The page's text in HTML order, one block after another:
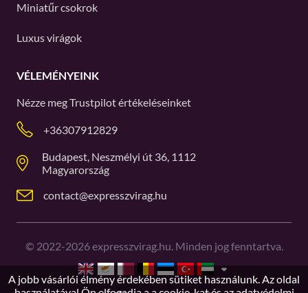
Miniatűr csokrok
Luxus virágok
VÉLEMÉNYEINK
Nézze megTrustpilotértékeléseinket
+36307912829
Budapest, Neszmélyi út 36, 1112
Magyarország
contact@expresszvirag.hu
© 2022-2026expresszvirag.hu. Minden jog fenntartva.
A jobb vásárlói élmény érdekében sütiket használunk. Az oldal